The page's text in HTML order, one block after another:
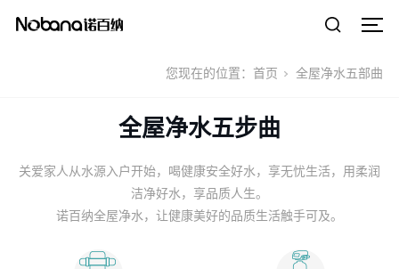
您现在的位置：首页 全屋净水五部曲
全屋净水五步曲
关爱家人从水源入户开始，喝健康安全好水，享无忧生活，用柔润
洁净好水，享品质人生。
诺百纳全屋净水，让健康美好的品质生活触手可及。